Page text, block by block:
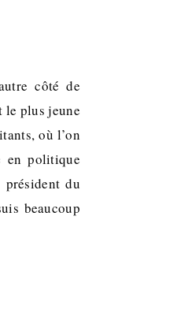
côté de
le plus jeune
où l’on
en politique
du
beaucoup